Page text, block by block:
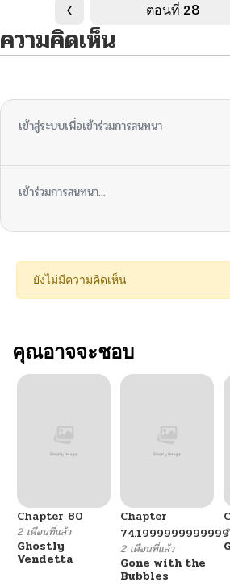
ตอนที่ 28
ความคิดเห็น
เข้าสู่ระบบเพื่อเข้าร่วมการสนทนา
เข้าร่วมการสนทนา...
ยังไม่มีความคิดเห็น
คุณอาจจะชอบ
Chapter 80
2 เดือนที่แล้ว
Ghostly
Vendetta
Chapter
2 เดือนที่แล้ว
Gone with the
Bubbles